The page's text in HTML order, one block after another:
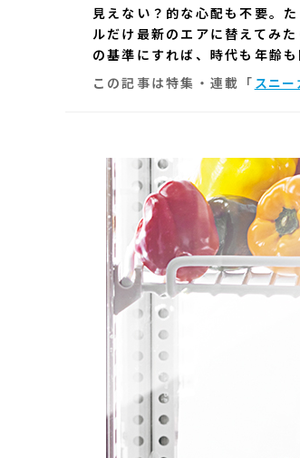
見えない？的な心配も不要。
ルだけ最新のエアに替えてみ
の基準にすれば、時代も年齢
この記事は特集・連載「 スニ